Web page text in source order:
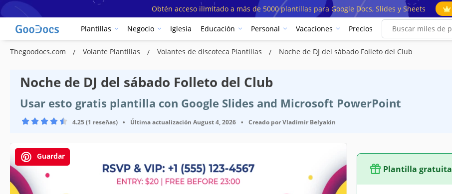
Obtén acceso ilimitado a más de 5000 plantillas para Google Docs, Slides y Sheets
Plantillas Negocio Iglesia Educación Personal Vacaciones Precios
Thegoodocs.com Volante Plantillas Volantes de discoteca Plantillas Noche de DJ del sábado Folleto del Club
Noche de DJ del sábado Folleto del Club
Usar esto gratis plantilla con Google Slides and Microsoft PowerPoint
4.25 (1 reseñas) • Última actualización August 4, 2026 • Creado porVladimir Belyakin
Guardar
Plantilla gratuita